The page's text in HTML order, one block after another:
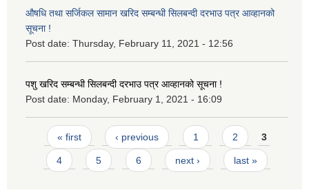
औषधि तथा सर्जिकल सामान खरिद सम्बन्धी सिलबन्दी दरभाउ पत्र आव्हानको
सूचना !
Post date: Thursday, February 11, 2021 - 12:56
पशु खरिद सम्बन्धी सिलबन्दी दरभाउ पत्र आव्हानको सूचना !
Post date: Monday, February 1, 2021 - 16:09
Pages
« first ‹ previous 1 2 3
4 5 6 next › last »